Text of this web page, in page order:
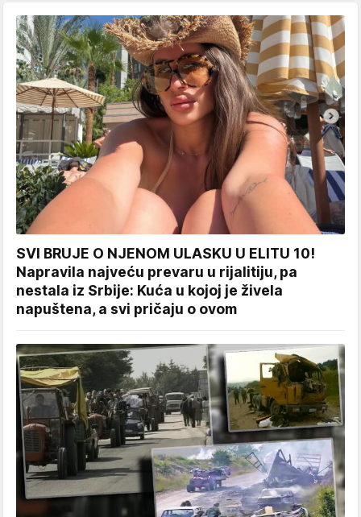
SVI BRUJE O NJENOM ULASKU U ELITU 10!
Napravila najveću prevaru u rijalitiju, pa
nestala iz Srbije: Kuća u kojoj je živela
napuštena, a svi pričaju o ovom